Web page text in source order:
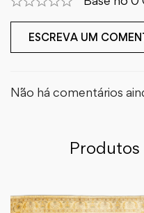
ESCREVA UM
Não há comentários